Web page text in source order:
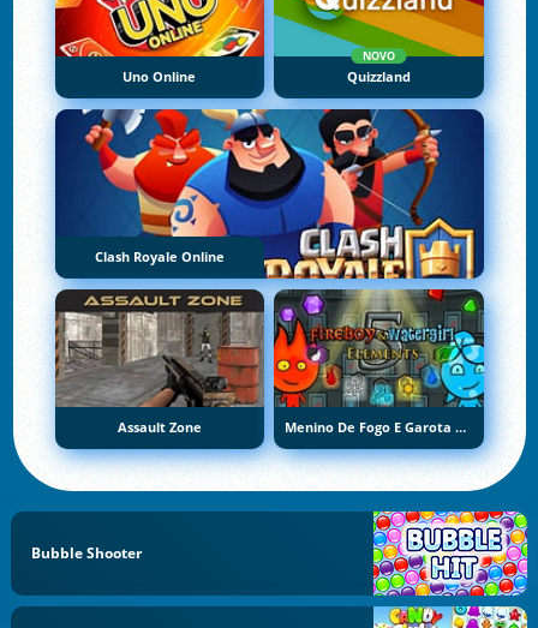
Uno Online
NOVO
Quizzland
Clash Royale Online
Assault Zone Menino De Fogo E Garota De Água 5: Elementos
Bubble Shooter